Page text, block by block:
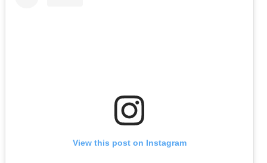
View this post on Instagram